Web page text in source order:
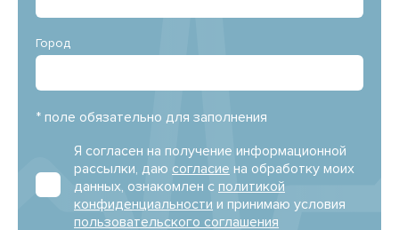
Город
* поле обязательно для заполнения
Я согласен на получение информационной
рассылки, даю согласие на обработку моих
данных, ознакомлен с политикой
конфиденциальности и принимаю условия
пользовательского соглашения